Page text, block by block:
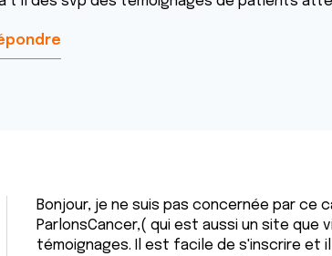
Bonjour, je ne suis pas concernée par ce
ParlonsCancer,( qui est aussi un site que
témoignages. Il est facile de s'inscrire et il